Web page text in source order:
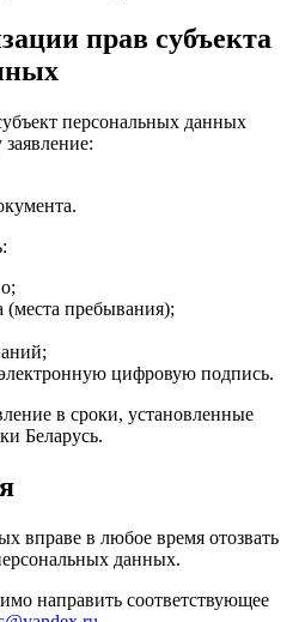
прав субъекта
персональных данных
(места пребывания);
цифровую подпись.
в сроки, установленные
Беларусь.
вправе в любое время отозвать
данных.
направить соответствующее